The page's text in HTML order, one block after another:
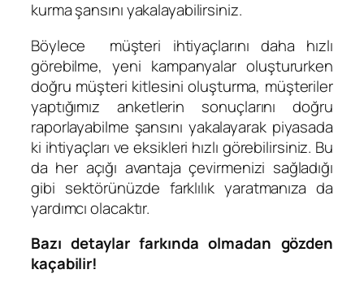
kurma şansını yakalayabilirsiniz.
Böylece müşteri ihtiyaçlarını daha hızlı
görebilme, yeni kampanyalar oluştururken
doğru müşteri kitlesini oluşturma, müşteriler
yaptığımız anketlerin sonuçlarını doğru
raporlayabilme şansını yakalayarak piyasada
ki ihtiyaçları ve eksikleri hızlı görebilirsiniz. Bu
da her açığı avantaja çevirmenizi sağladığı
gibi sektörünüzde farklılık yaratmanıza da
yardımcı olacaktır.
Bazı detaylar farkında olmadan gözden
kaçabilir!